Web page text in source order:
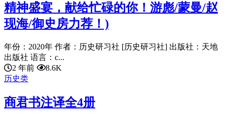
精神盛宴，献给忙碌的你！游彪/蒙曼/赵
现海/御史房力荐！)
年份：2020年 作者：历史研习社 [历史研习社] 出版社：天地
出版社 语言：c...
2 年前
8.6K
历史类
商君书注译全4册